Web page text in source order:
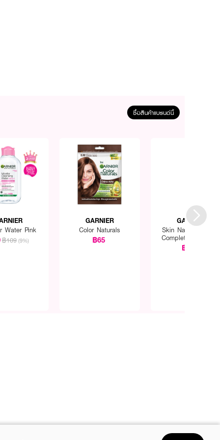
ซื้อสินค้าแบรนด์นี้
Water Pink
฿109 (9%)
GARNIER
Color Naturals
฿65
GARNIER
Skin Naturals Bright
Complete Vitamin C
Ampoule Serum
฿449